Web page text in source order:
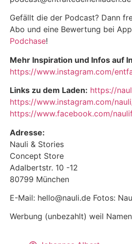
Gefällt die der Podcast? Dann
Abo und eine Bewertung bei
Podchase!
Mehr Inspiration und Infos auf
https://www.instagram.com/
Links zu dem Laden: https://
https://www.instagram.com/
https://www.facebook.com/
Adresse:
Nauli & Stories
Concept Store
Adalbertstr. 10 -12
80799 München
E-Mail: hello@nauli.de Fotos:
Werbung (unbezahlt) weil